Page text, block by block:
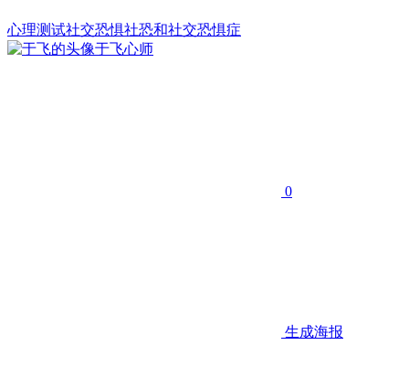
心理测试社交恐惧社恐和社交恐惧症
于飞心师
0
生成海报